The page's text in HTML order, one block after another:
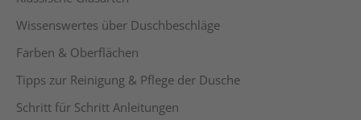
Wissenswertes über Duschbeschläge
Farben & Oberflächen
Tipps zur Reinigung & Pflege der Dusche
Schritt für Schritt Anleitungen